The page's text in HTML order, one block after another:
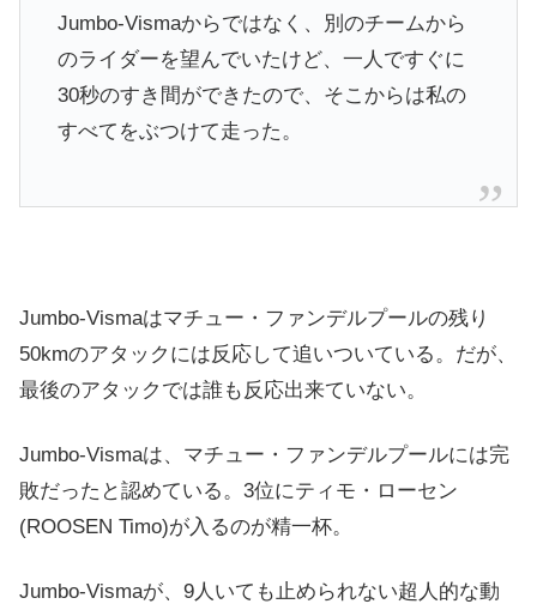
Jumbo-Vismaからではなく、別のチームから
のライダーを望んでいたけど、一人ですぐに
30秒のすき間ができたので、そこからは私の
すべてをぶつけて走った。
Jumbo-Vismaはマチュー・ファンデルプールの残り
50kmのアタックには反応して追いついている。だが、
最後のアタックでは誰も反応出来ていない。
Jumbo-Vismaは、マチュー・ファンデルプールには完
敗だったと認めている。3位にティモ・ローセン
(ROOSEN Timo)が入るのが精一杯。
Jumbo-Vismaが、9人いても止められない超人的な動